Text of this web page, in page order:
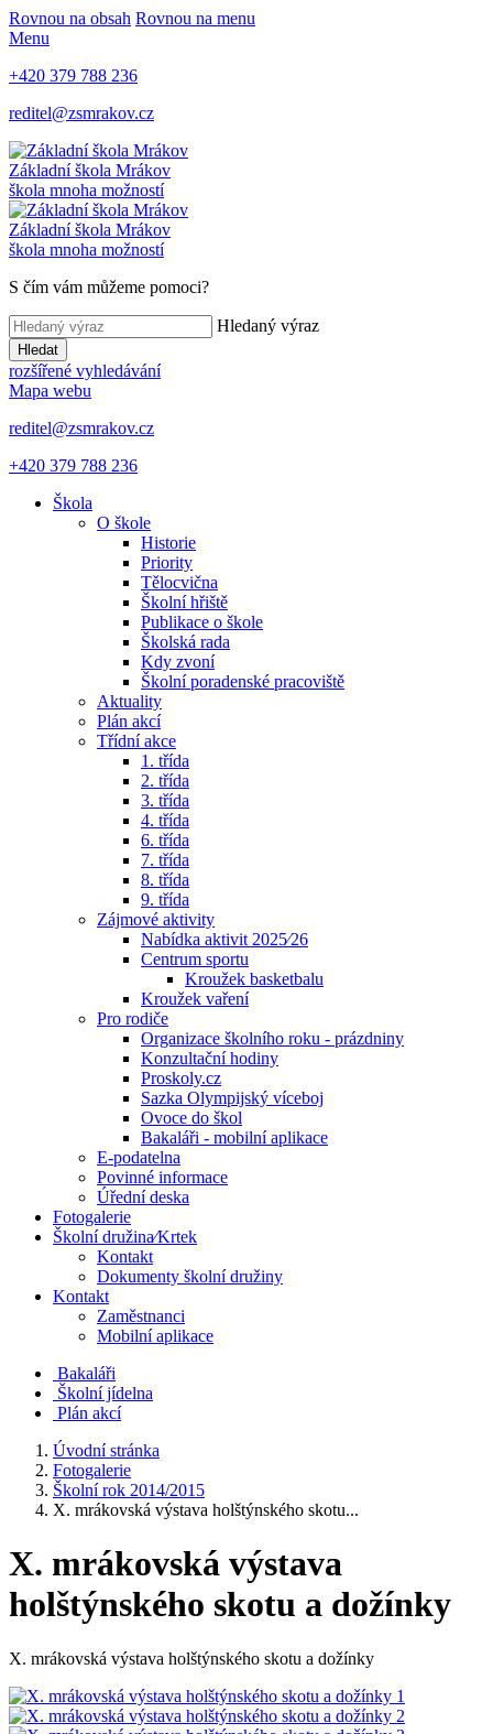
Rovnou na obsah Rovnou na menu
Menu
+420 379 788 236
reditel@zsmrakov.cz
Základní škola Mrákov
škola mnoha možností
Základní škola Mrákov
škola mnoha možností
S čím vám můžeme pomoci?
Hledaný výraz
Hledat
rozšířené vyhledávání
Mapa webu
reditel@zsmrakov.cz
+420 379 788 236
Škola
O škole
Historie
Priority
Tělocvična
Školní hřiště
Publikace o škole
Školská rada
Kdy zvoní
Školní poradenské pracoviště
Aktuality
Plán akcí
Třídní akce
1. třída
2. třída
3. třída
4. třída
6. třída
7. třída
8. třída
9. třída
Zájmové aktivity
Nabídka aktivit 2025⁄26
Centrum sportu
Kroužek basketbalu
Kroužek vaření
Pro rodiče
Organizace školního roku - prázdniny
Konzultační hodiny
Proskoly.cz
Sazka Olympijský víceboj
Ovoce do škol
Bakaláři - mobilní aplikace
E-podatelna
Povinné informace
Úřední deska
Fotogalerie
Školní družina⁄Krtek
Kontakt
Dokumenty školní družiny
Kontakt
Zaměstnanci
Mobilní aplikace
Bakaláři
Školní jídelna
Plán akcí
Úvodní stránka
Fotogalerie
Školní rok 2014/2015
X. mrákovská výstava holštýnského skotu...
X. mrákovská výstava
holštýnského skotu a dožínky
X. mrákovská výstava holštýnského skotu a dožínky